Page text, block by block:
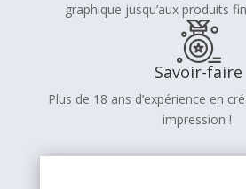
graphique jusqu’aux produits
Savoir-faire
Plus de 18 ans d’expérience en
impression !